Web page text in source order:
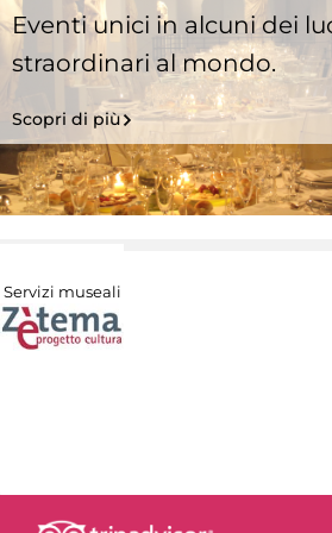
Eventi unici in alcuni dei
straordinari al mondo.
Scopri di più
Servizi museali